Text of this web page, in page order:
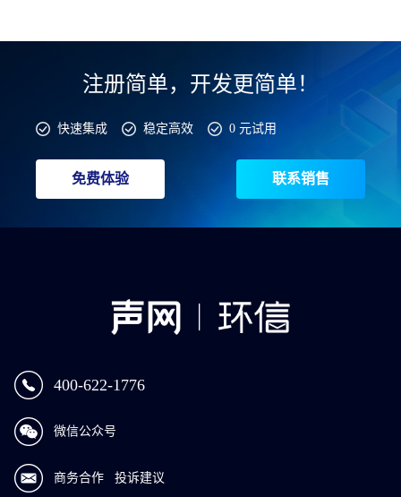
注册简单，开发更简单！
快速集成 稳定高效 0 元试用
免费体验 联系销售
400-622-1776
微信公众号
商务合作 投诉建议